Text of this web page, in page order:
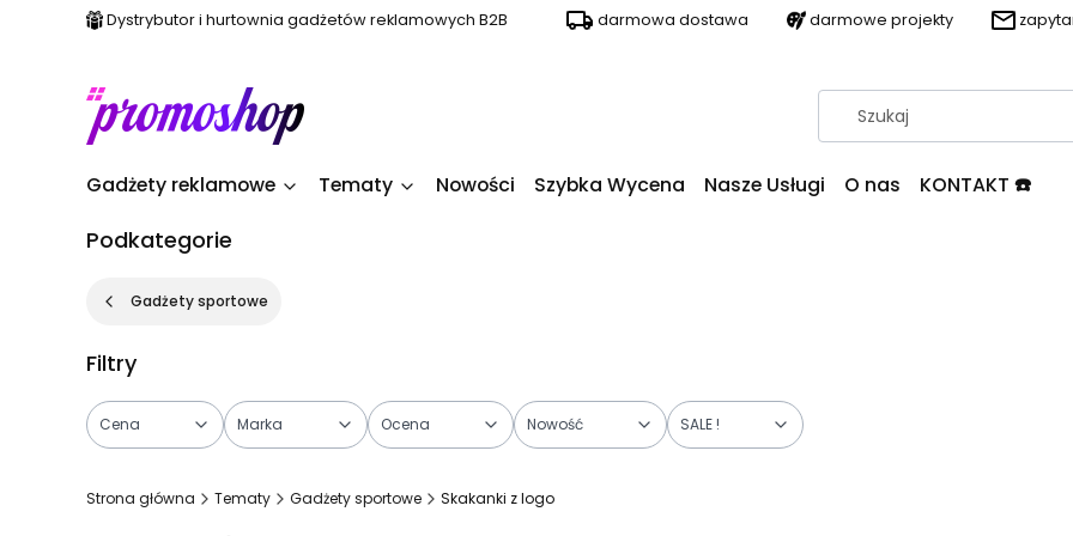
Dystrybutor i hurtownia gadżetów reklamowych B2B darmowa dostawa darmowe projekty
Gadżety reklamowe Tematy Nowości Szybka Wycena Nasze Usługi O nas KONTAKT ☎️
Podkategorie
Gadżety sportowe
Filtry
Cena Marka Ocena Nowość SALE !
Strona główna Tematy Gadżety sportowe Skakanki z logo